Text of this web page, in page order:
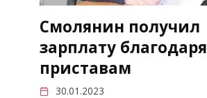
Смолянин получил
зарплату благодаря
приставам
30.01.2023